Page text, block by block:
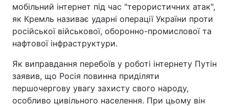
мобільний інтернет під час "терористичних атак",
як Кремль називає ударні операції України проти
російської військової, оборонно-промислової та
нафтової інфраструктури.
Як виправдання перебоїв у роботі інтернету Путін
заявив, що Росія повинна приділяти
першочергову увагу захисту свого народу,
особливо цивільного населення. При цьому він